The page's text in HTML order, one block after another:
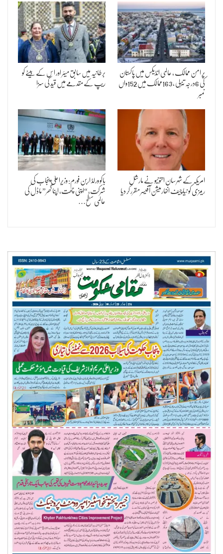
پر امن ممالک ، عالمی انڈیکس میں پاکستان
کی 6درجہ تنزلی ، 163ممالک میں 152واں
نمبر
برطانیہ میں سابق میئر اور اس کے بیٹے کو
ریپ کے مقدمے میں قید کی سزا
امریکہ کے شہر سان انتونیو نے مارشل
ریمزی کو نیا چیف انفارمیشن آفیسر مقرر کر دیا
باکو ورلڈ اربن فورم: وزیراعلیٰ پنجاب کی
شرکت، “اپنی چھت، اپنا گھر” ماڈل کی
عالمی سطح…